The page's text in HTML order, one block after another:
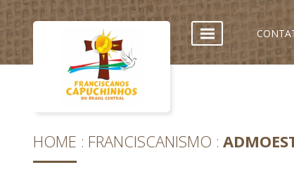
HOME FRANCISCANISMO